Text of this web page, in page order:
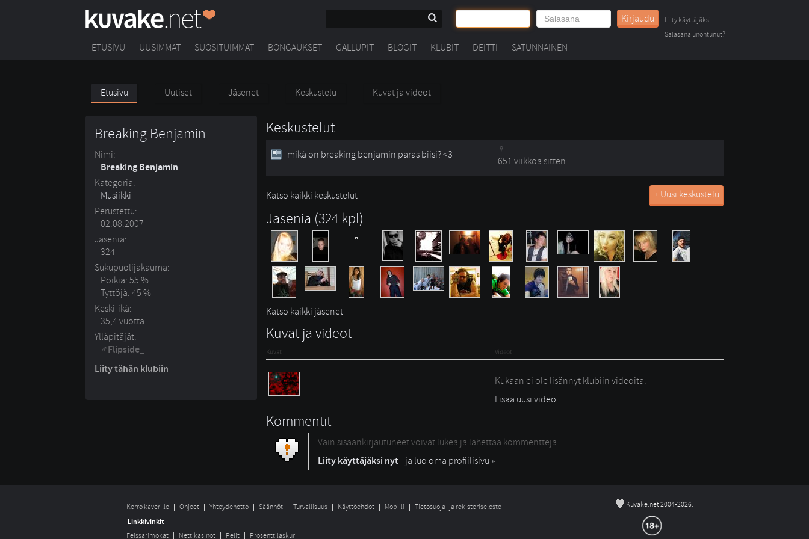
Kirjaudu
Liity käyttäjäksi
Salasana unohtunut?
ETUSIVU UUSIMMAT SUOSITUIMMAT BONGAUKSET GALLUPIT BLOGIT KLUBIT DEITTI SATUNNAINEN
Etusivu Uutiset Jäsenet Keskustelu Kuvat ja videot
Breaking Benjamin
Nimi:
Breaking Benjamin
Kategoria:
Musiikki
Perustettu:
02.08.2007
Jäseniä:
324
Sukupuolijakauma:
Poikia: 55 %
Tyttöjä: 45 %
Keski-ikä:
35,4 vuotta
Ylläpitäjät:
Flipside_
Liity tähän klubiin
Keskustelut
mikä on breaking benjamin paras biisi? <3
651 viikkoa sitten
Katso kaikki keskustelut + Uusi keskustelu
Jäseniä (324 kpl)
Katso kaikki jäsenet
Kuvat ja videot
Kuvat Videot
Kukaan ei ole lisännyt klubiin videoita.
Lisää uusi video
Kommentit
Vain sisäänkirjautuneet voivat lukea ja lähettää kommentteja.
Liity käyttäjäksi nyt- ja luo oma profiilisivu »
Kerro kaverille Ohjeet Yhteydenotto Säännöt Turvallisuus Käyttöehdot Mobiili Tietosuoja- ja rekisteriseloste © Kuvake.net 2004-2026.
Linkkivinkit
Feissarimokat Nettikasinot Pelit Prosenttilaskuri